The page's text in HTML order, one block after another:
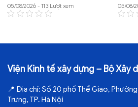
05/08/2026 - 113 Lượt xem 05/08/
Viện Kinh tế xây dựng – Bộ Xây
📍 Địa chỉ: Số 20 phố Thể Giao, Phường
Trưng, TP. Hà Nội